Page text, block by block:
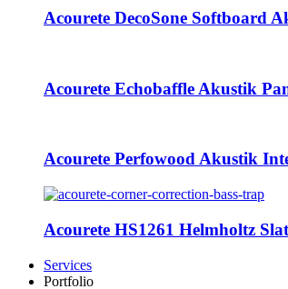
Acourete DecoSone Softboard
Acourete Echobaffle Akustik
Acourete Perfowood Akustik
Acourete HS1261 Helmholtz
Services
Portfolio